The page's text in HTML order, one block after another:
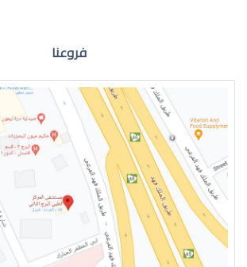
ضعف نظر في العين اليسرى
فروعنا